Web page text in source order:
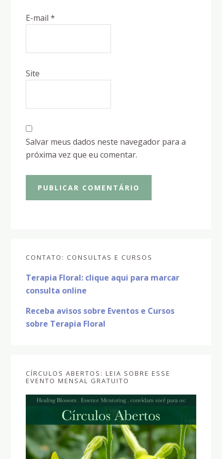
E-mail*
Site
Salvar meus dados neste navegador para a
próxima vez que eu comentar.
primária
CONTATO: CONSULTAS E CURSOS
Terapia Floral: clique aqui para marcar
consulta online
Receba avisos sobre Eventos e Cursos
sobre Terapia Floral
CÍRCULOS ABERTOS: LEIA SOBRE ESSE
EVENTO MENSAL GRATUITO